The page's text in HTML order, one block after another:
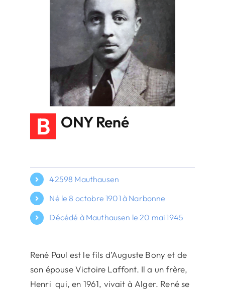
B ONY René
42598 Mauthausen
Né le 8 octobre 1901 à Narbonne
Décédé à Mauthausen le 20 mai 1945
René Paul est le fils d’Auguste Bony et de
son épouse Victoire Laffont. Il a un frère,
Henri qui, en 1961, vivait à Alger. René se